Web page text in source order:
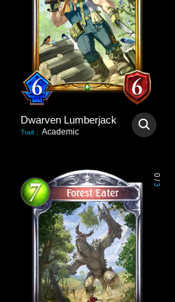
Dwarven Lumberjack
Trait : Academic
0
/
3